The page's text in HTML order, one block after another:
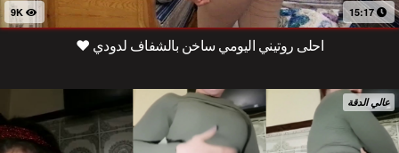
15:17
احلى روتيني اليومي ساخن بالشفاف لدودي ❤️
عالي الدقة